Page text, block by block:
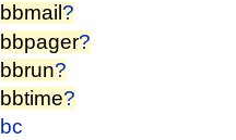
bbmail ?
bbpager?
bbrun?
bbtime?
bc